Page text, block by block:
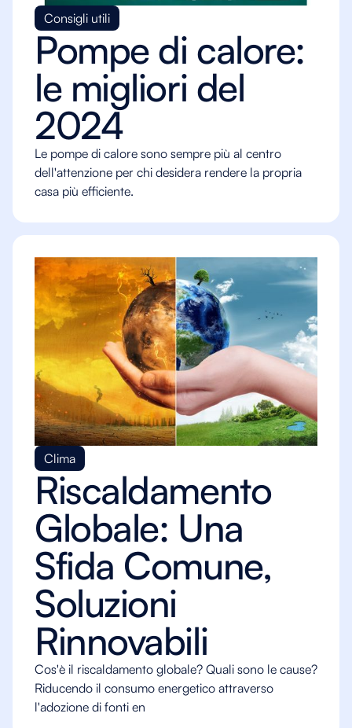
Consigli utili
Pompe di calore:
le migliori del
2024
Le pompe di calore sono sempre più al centro
dell'attenzione per chi desidera rendere la propria
casa più efficiente.
Clima
Riscaldamento
Globale: Una
Sfida Comune,
Soluzioni
Rinnovabili
Cos'è il riscaldamento globale? Quali sono le cause?
Riducendo il consumo energetico attraverso
l'adozione di fonti en